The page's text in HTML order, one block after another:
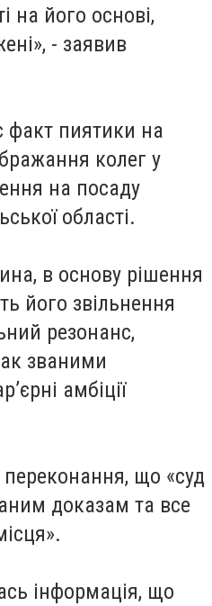
на його основі,
- заявив
факт пиятики на
колег у
на посаду
області.
в основу рішення
його звільнення
резонанс,
званими
амбіції
що «суд
доказам та все
інформація, що